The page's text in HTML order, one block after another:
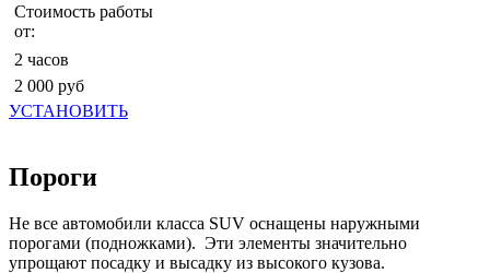
Стоимость работы
от:
2 часов
2 000 руб
УСТАНОВИТЬ
Пороги
Не все автомобили класса SUV оснащены наружными
порогами (подножками). Эти элементы значительно
упрощают посадку и высадку из высокого кузова.